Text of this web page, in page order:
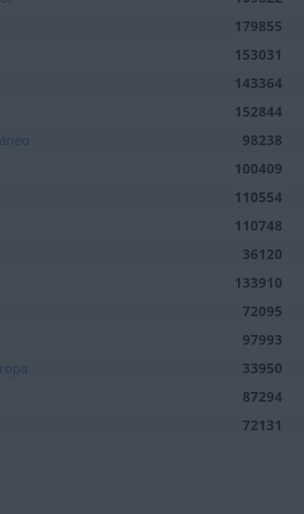
179855
153031
143364
152844
98238
100409
110554
110748
36120
133910
72095
97993
33950
87294
72131